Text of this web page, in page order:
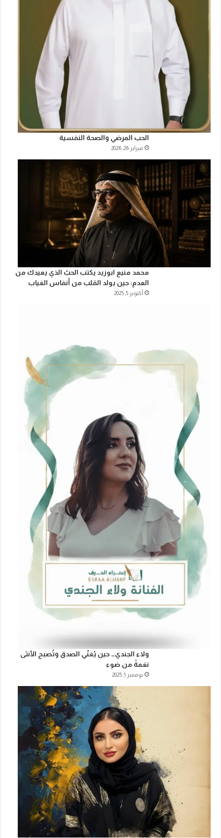
الحب المرضي والصحة النفسية
فبراير 26, 2026
محمد منيع ابوزيد يكتب الحبّ الذي يعيدك من
العدم: حين يولد القلب من أنفاس الغياب
أكتوبر 5, 2025
ولاء الجندي… حين يُغنّي الصدق وتُصبح الأنثى
نغمةً من ضوء
نوفمبر 1, 2025